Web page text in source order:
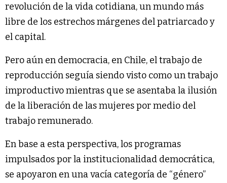
revolución de la vida cotidiana, un mundo más
libre de los estrechos márgenes del patriarcado y
el capital.
Pero aún en democracia, en Chile, el trabajo de
reproducción seguía siendo visto como un trabajo
improductivo mientras que se asentaba la ilusión
de la liberación de las mujeres por medio del
trabajo remunerado.
En base a esta perspectiva, los programas
impulsados por la institucionalidad democrática,
se apoyaron en una vacía categoría de “género”